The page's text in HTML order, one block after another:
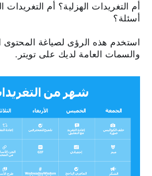
أم التغريدات الهزلية؟ أم
أسئلة؟
استخدم هذه الرؤى لصياغة المحتوى
والسمات العامة لديك على تويتر.